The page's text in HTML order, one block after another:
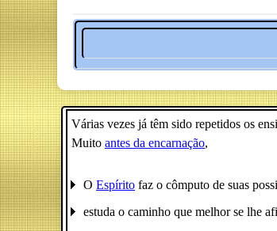
Várias vezes já têm sido repetidos os
Muito antes da encarnação,
O Espírito faz o cômputo de suas
estuda o caminho que melhor se lhe